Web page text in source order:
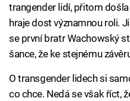
trangender lidí, přitom
hraje dost významnou roli.
se první bratr Wachowský
šance, že ke stejnému
O transgender lidech si
co chce. Nedá se však říct,